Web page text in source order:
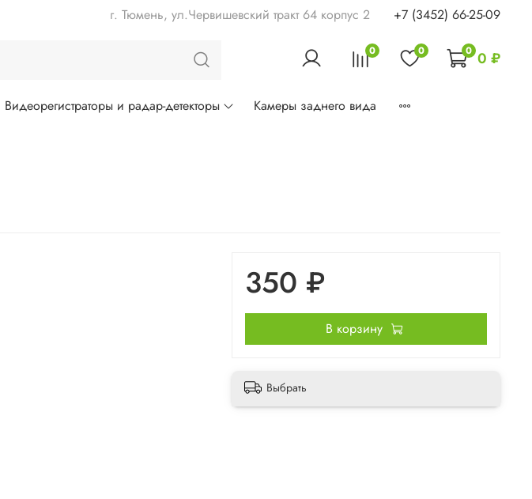
г. Тюмень, ул.Червишевский тракт 64 корпус 2 +7 (3452) 66-25-09
0 0 0 0 ₽
Видеорегистраторы и радар-детекторы Камеры заднего вида
350 ₽
В корзину
Выбрать